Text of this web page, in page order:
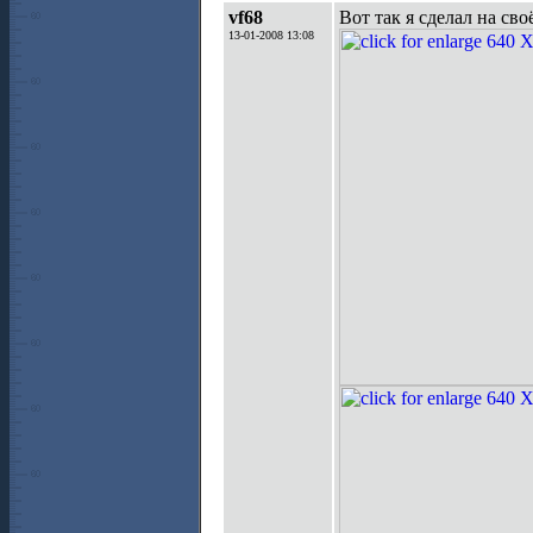
vf68
13-01-2008 13:08
Вот так я сделал на